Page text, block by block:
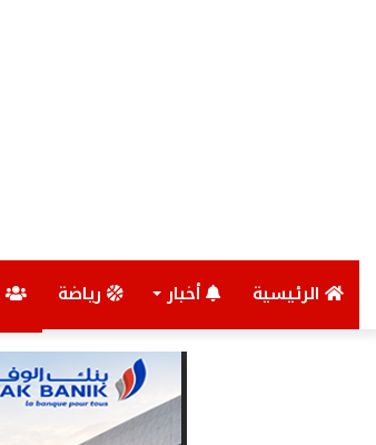
الرئيسية أخبار رياضة